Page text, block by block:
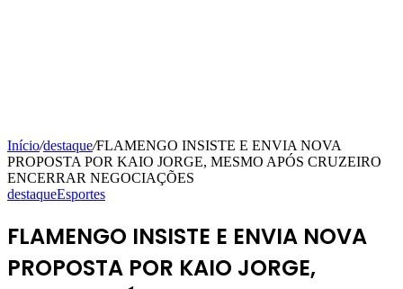
Início/destaque/FLAMENGO INSISTE E ENVIA NOVA
PROPOSTA POR KAIO JORGE, MESMO APÓS CRUZEIRO
ENCERRAR NEGOCIAÇÕES
destaqueEsportes
FLAMENGO INSISTE E ENVIA NOVA
PROPOSTA POR KAIO JORGE,